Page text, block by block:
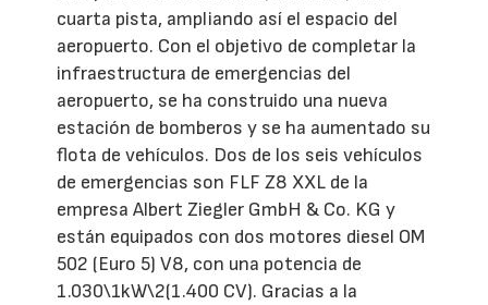
cuarta pista, ampliando así el espacio del
aeropuerto. Con el objetivo de completar la
infraestructura de emergencias del
aeropuerto, se ha construido una nueva
estación de bomberos y se ha aumentado su
flota de vehículos. Dos de los seis vehículos
de emergencias son FLF Z8 XXL de la
empresa Albert Ziegler GmbH & Co. KG y
están equipados con dos motores diesel OM
502 (Euro 5) V8, con una potencia de
1.030\1kW\2(1.400 CV). Gracias a la